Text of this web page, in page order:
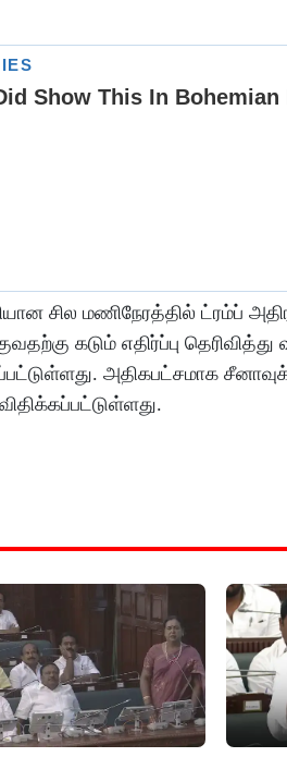
சில மணிநேரத்தில் ட்ரம்ப்
கடும் எதிர்ப்பு தெரிவித்து
அதிகபட்சமாக